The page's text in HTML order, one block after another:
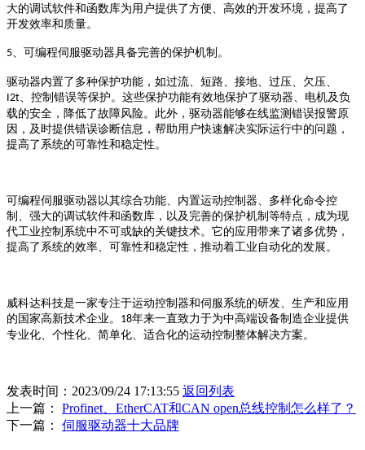
大的调试软件和函数库为用户提供了方便、高效的开发环境，提高了
开发效率和质量。
5 可编程伺服驱动器具备完善的保护机制。
驱动器内置了多种保护功能，如过流、短路、接地、过压、欠压、
I2t 、控制错误等保护。这些保护功能有效地保护了驱动器、电机及负
载的安全，降低了故障风险。此外，驱动器能够在线监测错误报警原
因，及时提供错误诊断信息，帮助用户快速解决实际运行中的问题，
提高了系统的可靠性和稳定性。
可编程伺服驱动器以其综合功能、内置运动控制器、多样化命令控
制、强大的调试软件和函数库，以及完善的保护机制等特点，成为现
代工业控制系统中不可或缺的关键技术。它的应用带来了诸多优势，
提高了系统的效率、可靠性和稳定性，推动着工业自动化的发展。
威科达科技是一家专注于运动控制器和伺服系统的研发、生产和应用
的国家高新技术企业。 18年来一直致力于为中高端设备制造企业提供
专业化、个性化、简单化、适合化的运动控制整体解决方案。
发表时间：2023/09/24 17:13:55 返回列表
上一篇： Profinet、EtherCAT和CAN open总线控制怎么样了？
下一篇： 伺服驱动器十大品牌